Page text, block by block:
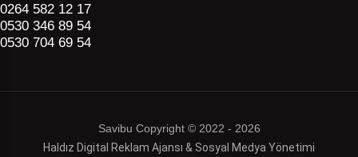
0264 582 12 17
0530 346 89 54
0530 704 69 54
Savibu Copyright © 2022 - 2026
Haldız Digital Reklam Ajansı & Sosyal Medya Yönetimi